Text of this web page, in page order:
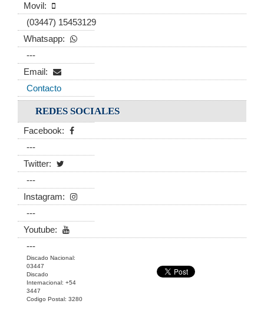
Movil:
(03447) 15453129
Whatsapp:
---
Email:
Contacto
REDES SOCIALES
Facebook:
---
Twitter:
---
Instagram:
---
Youtube:
---
Discado Nacional:
03447
Discado
Internacional: +54
3447
Codigo Postal: 3280